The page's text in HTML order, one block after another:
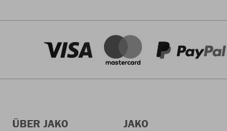
ÜBER JAKO
JAKO